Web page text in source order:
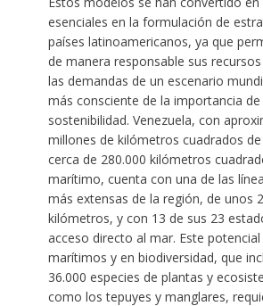
esenciales en la formulación de
países latinoamericanos, ya que
de manera responsable sus
las demandas de un escenario
más consciente de la importancia de
sostenibilidad. Venezuela, con
millones de kilómetros cuadrados
cerca de 280.000 kilómetros
marítimo, cuenta con una de las
más extensas de la región, de unos
kilómetros, y con 13 de sus 23
acceso directo al mar. Este
marítimos y en biodiversidad, que
36.000 especies de plantas y
como los tepuyes y manglares,